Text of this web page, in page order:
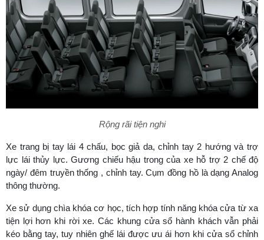
Rộng rãi tiện nghi
Xe trang bị tay lái 4 chấu, bọc giả da, chỉnh tay 2 hướng và trợ
lực lái thủy lực. Gương chiếu hậu trong của xe hỗ trợ 2 chế độ
ngày/ đêm truyền thống , chỉnh tay. Cụm đồng hồ là dạng Analog
thông thường.
Xe sử dụng chìa khóa cơ học, tích hợp tính năng khóa cửa từ xa
tiện lợi hơn khi rời xe. Các khung cửa sổ hành khách vẫn phải
kéo bằng tay, tuy nhiên ghế lái được ưu ái hơn khi cửa sổ chỉnh